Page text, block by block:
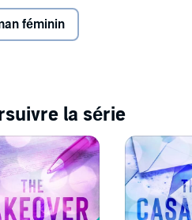
Il se pourrait bien qu’elle ait
t-elle des répercussions sur
féminin
la série